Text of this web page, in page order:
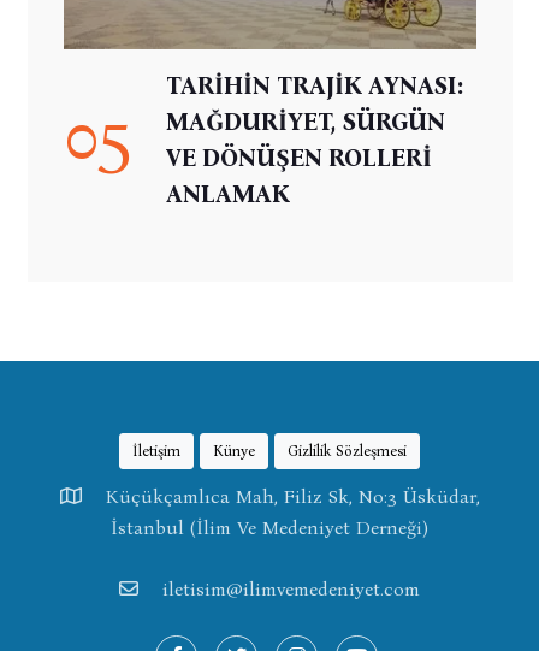
05
TARİHİN TRAJİK AYNASI:
MAĞDURİYET, SÜRGÜN
VE DÖNÜŞEN ROLLERİ
ANLAMAK
İletişim Künye Gizlilik Sözleşmesi
Küçükçamlıca Mah, Filiz Sk, No:3 Üsküdar,
İstanbul (İlim Ve Medeniyet Derneği)
iletisim@ilimvemedeniyet.com